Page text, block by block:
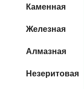
Каменная
Железная
Алмазная
Незеритовая